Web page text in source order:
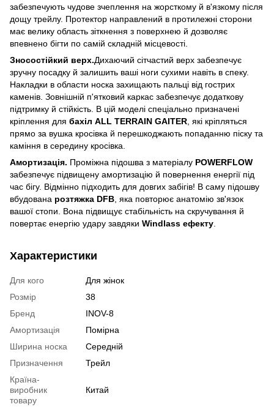
забезпечують чудове зчеплення на жорсткому й в'язкому після
дощу трейлу. Протектор направлений в протилежні сторони
має велику область зіткнення з поверхнею й дозволяє
впевнено бігти по самій складній місцевості.
Зносостійкий верх.Дихаючий сітчастий верх забезпечує
зручну посадку й залишить ваші ноги сухими навіть в спеку.
Накладки в области носка захищають пальці від гострих
каменів. Зовнішній п'ятковий каркас забезпечує додаткову
підтримку й стійкість. В цій моделі спеціально призначені
кріплення для бахіл ALL TERRAIN GAITER , які кріпляться
прямо за вушка кросівка й перешкоджають попаданню піску та
каміння в середину кросівка.
Амортизація. Проміжна підошва з матеріалу POWERFLOW
забезпечує підвищену амортизацію й повернення енергії під
час бігу. Відмінно підходить для довгих забігів! В саму підошву
вбудована розтяжка DFB , яка повторює анатомію зв'язок
вашої стопи. Вона підвищує стабільність на скручування й
повертає енергію удару завдяки Windlass ефекту
Характеристики
Для кого
Для жінок
Розмір
38
Бренд
INOV-8
Амортизація
Помірна
Ширина носка
Середній
Призначення
Трейл
Країна-
виробник
товару
Китай